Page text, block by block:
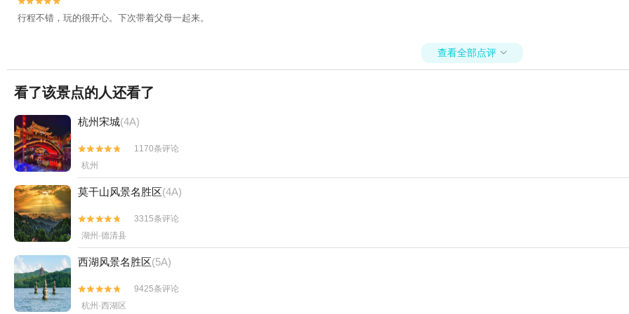
行程不错，玩的很开心。下次带着父母一起来。
查看全部点评 
看了该景点的人还看了
杭州宋城(4A)


1170条评论
杭州
莫干山风景名胜区(4A)


3315条评论
湖州·德清县
西湖风景名胜区(5A)


9425条评论
杭州·西湖区